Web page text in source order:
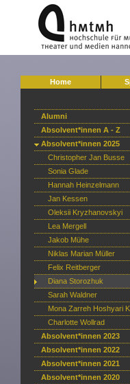
Home
Alumni
Absolvent*innen A - Z
Absolvent*innen 2025
Christopher Jan Busse
Sonia Glade
Hannah Heinzelmann
Jan Kessen
Oleksii Kryzhanovskyi
Lea Mergell
Jakob Mühe
Niklas Marian Müller
Felix Reitberger
Diana Storozhuk
Sarah Waldner
Mona Zarreh Hoshyari
Charlotte Wollrad
Absolvent*innen 2023
Absolvent*innen 2022
Absolvent*innen 2021
Absolvent*innen 2020